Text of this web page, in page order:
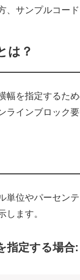
サンプルコード
は？
幅を指定するた
ラインブロック
単位やパーセン
します。
指定する場合: